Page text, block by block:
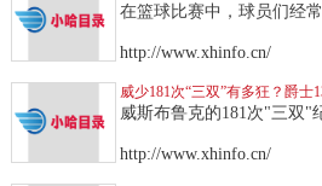
在篮球比赛中，球员们经
http://www.xhinfo.cn/
威少181次“三双”有多狂？爵士
威斯布鲁克的181次"三双"
http://www.xhinfo.cn/